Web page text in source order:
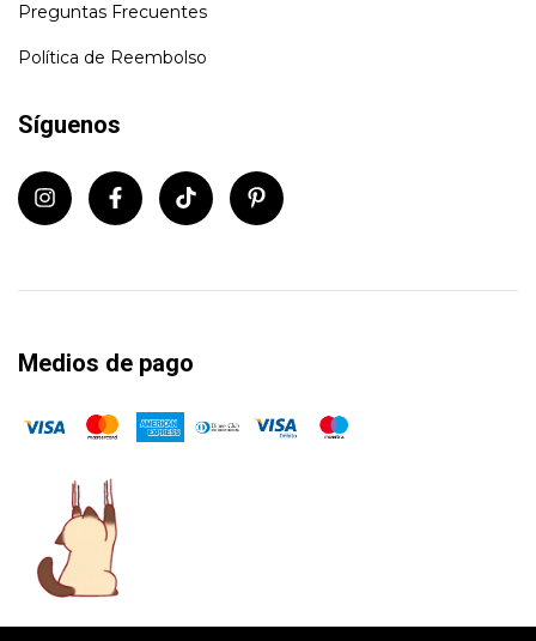
Preguntas Frecuentes
Política de Reembolso
Síguenos
Medios de pago